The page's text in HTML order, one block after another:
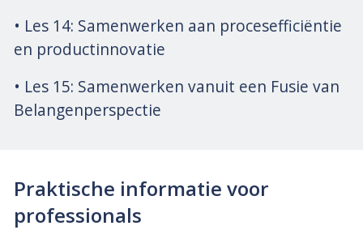
• Les 14: Samenwerken aan procesefficiëntie
en productinnovatie
• Les 15: Samenwerken vanuit een Fusie van
Belangenperspectie
Praktische informatie voor
professionals